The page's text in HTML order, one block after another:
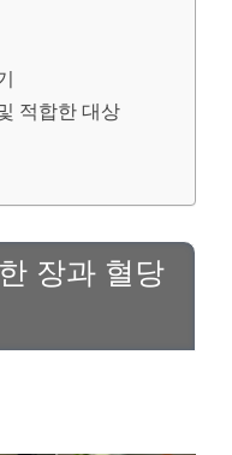
적합한 대상
장과 혈당